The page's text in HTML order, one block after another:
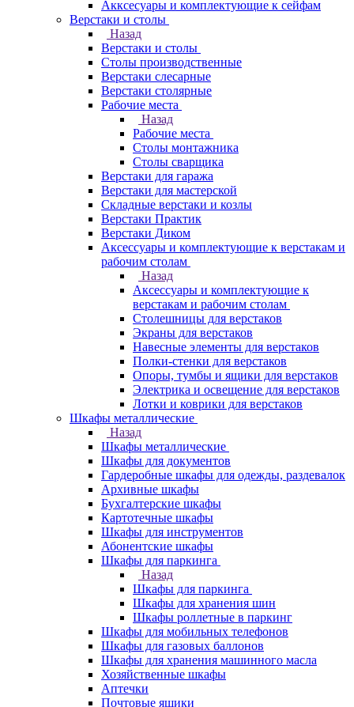
Акксесуары и комплектующие к сейфам
Верстаки и столы
Назад
Верстаки и столы
Столы производственные
Верстаки слесарные
Верстаки столярные
Рабочие места
Назад
Рабочие места
Столы монтажника
Столы сварщика
Верстаки для гаража
Верстаки для мастерской
Складные верстаки и козлы
Верстаки Практик
Верстаки Диком
Аксессуары и комплектующие к верстакам и
рабочим столам
Назад
Аксессуары и комплектующие к
верстакам и рабочим столам
Столешницы для верстаков
Экраны для верстаков
Навесные элементы для верстаков
Полки-стенки для верстаков
Опоры, тумбы и ящики для верстаков
Электрика и освещение для верстаков
Лотки и коврики для верстаков
Шкафы металлические
Назад
Шкафы металлические
Шкафы для документов
Гардеробные шкафы для одежды, раздевалок
Архивные шкафы
Бухгалтерские шкафы
Картотечные шкафы
Шкафы для инструментов
Абонентские шкафы
Шкафы для паркинга
Назад
Шкафы для паркинга
Шкафы для хранения шин
Шкафы роллетные в паркинг
Шкафы для мобильных телефонов
Шкафы для газовых баллонов
Шкафы для хранения машинного масла
Хозяйственные шкафы
Аптечки
Почтовые ящики